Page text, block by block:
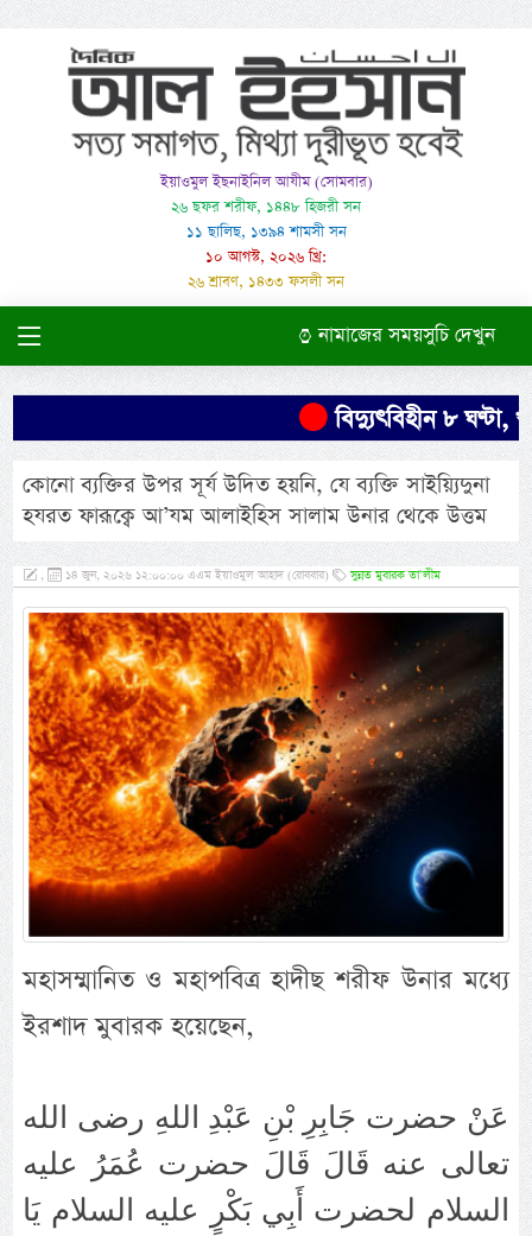
ইয়াওমুল ইছনাইনিল আযীম (সোমবার)
২৬ ছফর শরীফ, ১৪৪৮ হিজরী সন
১১ ছালিছ, ১৩৯৪ শামসী সন
১০ আগস্ট, ২০২৬ খ্রি:
২৬ শ্রাবণ, ১৪৩৩ ফসলী সন
নামাজের সময়সুচি দেখুন
বিদ্যুৎবিহীন ৮ ঘণ্টা,
কোনো ব্যক্তির উপর সূর্য উদিত হয়নি, যে ব্যক্তি সাইয়্যিদুনা
হযরত ফারূক্বে আ’যম আলাইহিস সালাম উনার থেকে উত্তম
, ১৪ জুন, ২০২৬ ১২:০০:০০ এএম ইয়াওমুল আহাদ (রোববার) সুন্নত মুবারক তা’লীম
মহাসম্মানিত ও মহাপবিত্র হাদীছ শরীফ উনার মধ্যে
ইরশাদ মুবারক হয়েছেন,
عَنْ حضرت جَابِرِ بْنِ عَبْدِ اللهِ رضى الله
تعالى عنه قَالَ قَالَ حضرت عُمَرُ عليه
السلام لحضرت أَبِي بَكْرٍ عليه السلام يَا